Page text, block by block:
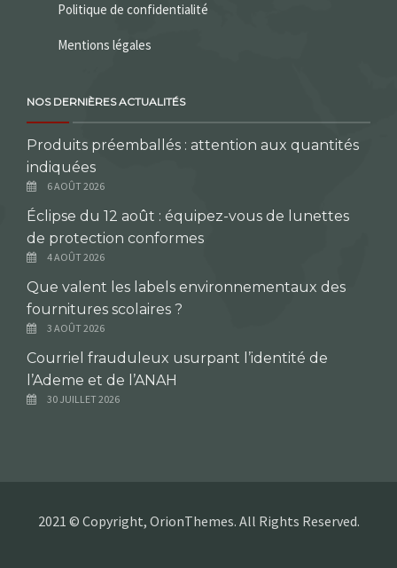
Politique de confidentialité
Mentions légales
NOS DERNIÈRES ACTUALITÉS
Produits préemballés : attention aux quantités
indiquées
6 AOÛT 2026
Éclipse du 12 août : équipez-vous de lunettes
de protection conformes
4 AOÛT 2026
Que valent les labels environnementaux des
fournitures scolaires ?
3 AOÛT 2026
Courriel frauduleux usurpant l’identité de
l’Ademe et de l’ANAH
30 JUILLET 2026
2021 © Copyright, OrionThemes. All Rights Reserved.